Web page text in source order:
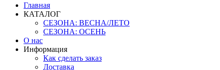
Главная
КАТАЛОГ
СЕЗОНА: ВЕСНА/ЛЕТО
СЕЗОНА: ОСЕНЬ
О нас
Информация
Как сделать заказ
Доставка